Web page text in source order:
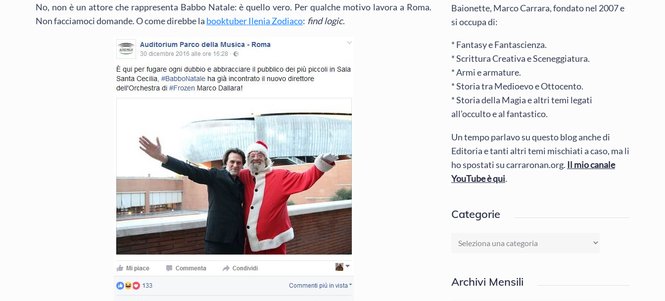
No, non è un attore che rappresenta Babbo Natale: è quello vero. Per qualche motivo lavora a Roma.
Non facciamoci domande. O come direbbe la booktuber Ilenia Zodiaco: find logic.
Baionette, Marco Carrara, fondato nel 2007 e
si occupa di:
* Fantasy e Fantascienza.
* Scrittura Creativa e Sceneggiatura.
* Armi e armature.
* Storia tra Medioevo e Ottocento.
* Storia della Magia e altri temi legati
all’occulto e al fantastico.
Un tempo parlavo su questo blog anche di
Editoria e tanti altri temi mischiati a caso, ma li
ho spostati su carraronan.org. Il mio canale
YouTube è qui.
Categorie
Categorie
Archivi Mensili